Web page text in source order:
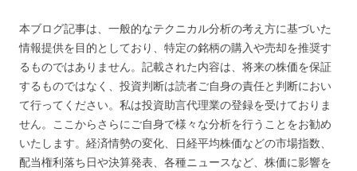
本ブログ記事は、一般的なテクニカル分析の考え方に基づいた
情報提供を目的としており、特定の銘柄の購入や売却を推奨す
るものではありません。記載された内容は、将来の株価を保証
するものではなく、投資判断は読者ご自身の責任と判断におい
て行ってください。私は投資助言代理業の登録を受けておりま
せん。ここからさらにご自身で様々な分析を行うことをお勧め
いたします。経済情勢の変化、日経平均株価などの市場指数、
配当権利落ち日や決算発表、各種ニュースなど、株価に影響を